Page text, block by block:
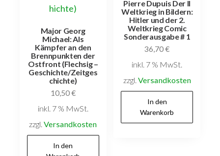
Major Georg
Michael: Als
Kämpfer an den
Brennpunkten der
Ostfront (Flechsig –
Geschichte/Zeitges
chichte)
10,50€
inkl. 7 % MwSt.
zzgl.Versandkosten
In den
Pierre Dupuis Der II
Weltkrieg in Bildern:
Hitler und der 2.
Weltkrieg Comic
Sonderausgabe # 1
36,70€
inkl. 7 % MwSt.
zzgl. Versandkosten
In den
Warenkorb